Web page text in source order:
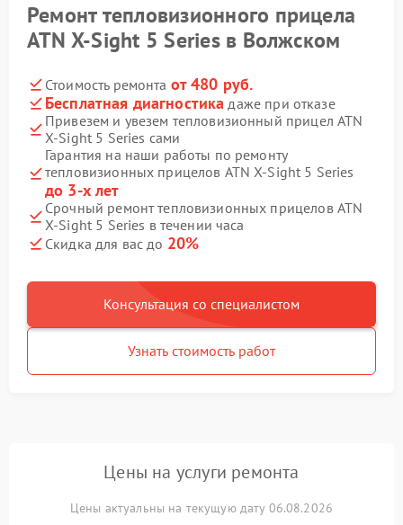
Ремонт тепловизионного прицела
ATN X‑Sight 5 Series в Волжском
Стоимость ремонта от 480 руб.
Бесплатная диагностика даже при отказе
Привезем и увезем тепловизионный прицел ATN
X‑Sight 5 Series сами
Гарантия на наши работы по ремонту
тепловизионных прицелов ATN X‑Sight 5 Series
до 3-х лет
Срочный ремонт тепловизионных прицелов ATN
X‑Sight 5 Series в течении часа
Скидка для вас до 20%
Консультация со специалистом
Узнать стоимость работ
Цены на услуги ремонта
Цены актуальны на текущую дату 06.08.2026